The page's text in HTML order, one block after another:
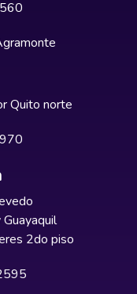
Quito norte
2do piso